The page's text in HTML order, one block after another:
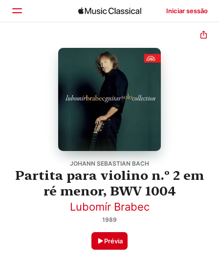
Iniciar sessão
JOHANN SEBASTIAN BACH
Partita para violino n.º 2 em
ré menor, BWV 1004
Lubomír Brabec
1989
Prévia